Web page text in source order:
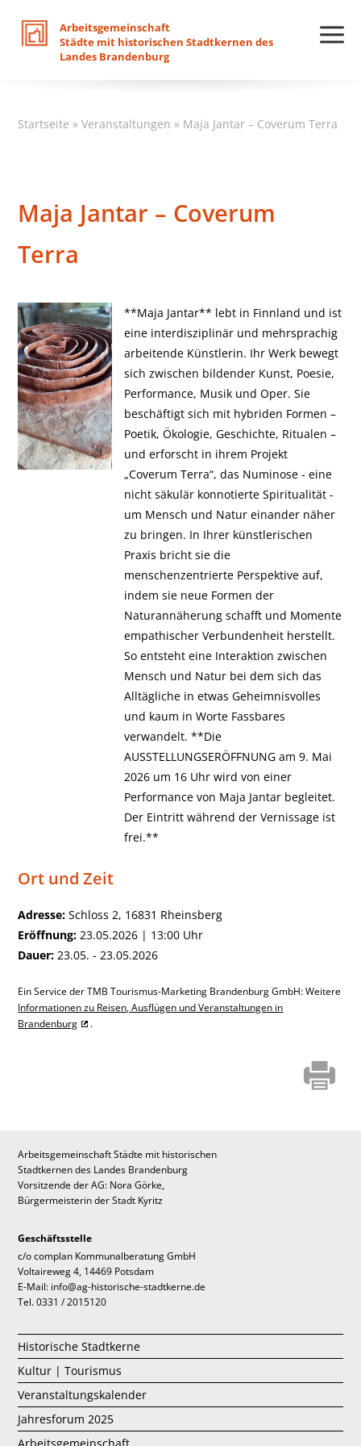
Arbeitsgemeinschaft
Städte mit historischen Stadtkernen des
Landes Brandenburg
Startseite »Veranstaltungen » Maja Jantar – Coverum Terra
Maja Jantar – Coverum
Terra
**Maja Jantar** lebt in Finnland und ist
eine interdisziplinär und mehrsprachig
arbeitende Künstlerin. Ihr Werk bewegt
sich zwischen bildender Kunst, Poesie,
Performance, Musik und Oper. Sie
beschäftigt sich mit hybriden Formen –
Poetik, Ökologie, Geschichte, Ritualen –
und erforscht in ihrem Projekt
„Coverum Terra“, das Numinose - eine
nicht säkulär konnotierte Spiritualität -
um Mensch und Natur einander näher
zu bringen. In Ihrer künstlerischen
Praxis bricht sie die
menschenzentrierte Perspektive auf,
indem sie neue Formen der
Naturannäherung schafft und Momente
empathischer Verbundenheit herstellt.
So entsteht eine Interaktion zwischen
Mensch und Natur bei dem sich das
Alltägliche in etwas Geheimnisvolles
und kaum in Worte Fassbares
verwandelt. **Die
AUSSTELLUNGSERÖFFNUNG am 9. Mai
2026 um 16 Uhr wird von einer
Performance von Maja Jantar begleitet.
Der Eintritt während der Vernissage ist
frei.**
Ort und Zeit
Adresse: Schloss 2, 16831 Rheinsberg
Eröffnung: 23.05.2026 | 13:00 Uhr
Dauer: 23.05. - 23.05.2026
Ein Service der TMB Tourismus-Marketing Brandenburg GmbH: Weitere
Informationen zu Reisen, Ausflügen und Veranstaltungen in
Brandenburg
.
Arbeitsgemeinschaft Städte mit historischen
Stadtkernen des Landes Brandenburg
Vorsitzende der AG: Nora Görke,
Bürgermeisterin der Stadt Kyritz
Geschäftsstelle
c/o complan Kommunalberatung GmbH
Voltaireweg 4, 14469 Potsdam
E-Mail: info@ag-historische-stadtkerne.de
Tel. 0331 / 2015120
Historische Stadtkerne
Kultur | Tourismus
Veranstaltungskalender
Jahresforum 2025